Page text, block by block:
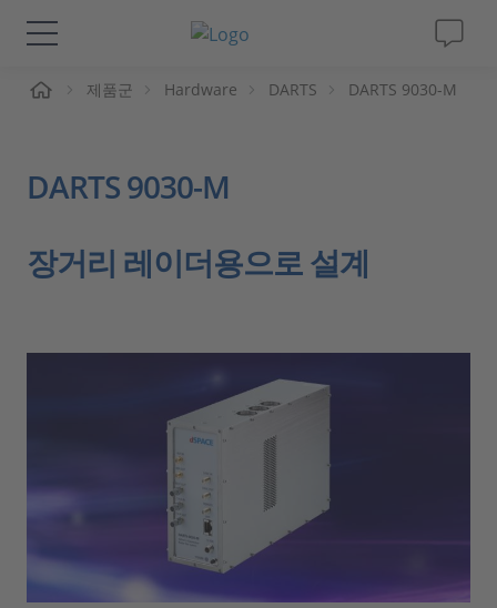
솔루션 및 제품
회사
제품군 Hardware DARTS DARTS 9030-M
DARTS 9030-M
장거리 레이더용으로 설계